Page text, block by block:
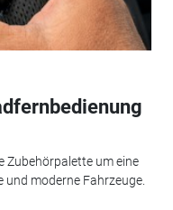
Zubehörpalette um eine
moderne Fahrzeuge.